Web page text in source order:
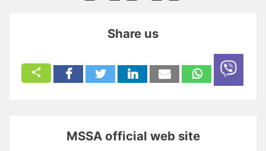
Share us
MSSA official web site